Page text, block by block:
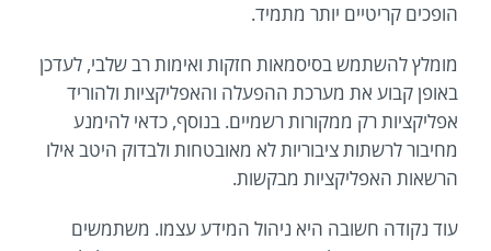
הופכים קריטיים יותר מתמיד.
מומלץ להשתמש בסיסמאות חזקות ואימות רב שלבי, לעדכן
באופן קבוע את מערכת ההפעלה והאפליקציות ולהוריד
אפליקציות רק ממקורות רשמיים. בנוסף, כדאי להימנע
מחיבור לרשתות ציבוריות לא מאובטחות ולבדוק היטב אילו
הרשאות האפליקציות מבקשות.
עוד נקודה חשובה היא ניהול המידע עצמו. משתמשים